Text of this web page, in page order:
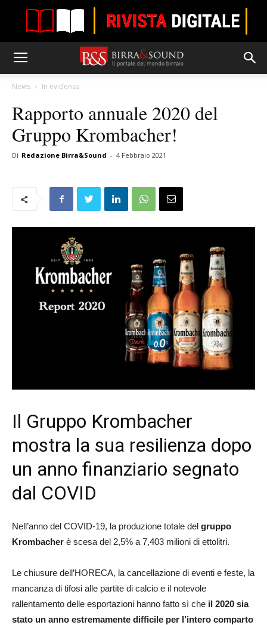
News In evidenza
Rapporto annuale 2020 del
Gruppo Krombacher!
Di Redazione Birra&Sound - 4 Febbraio 2021
Il Gruppo Krombacher
mostra la sua resilienza dopo
un anno finanziario segnato
dal COVID
Nell’anno del COVID-19, la produzione totale del gruppo
Krombacher è scesa del 2,5% a 7,403 milioni di ettolitri.
Le chiusure dell’HORECA, la cancellazione di eventi e feste, la
mancanza di tifosi alle partite di calcio e il notevole
rallentamento delle esportazioni hanno fatto sì che il 2020 sia
stato un anno estremamente difficile per l’intero comparto